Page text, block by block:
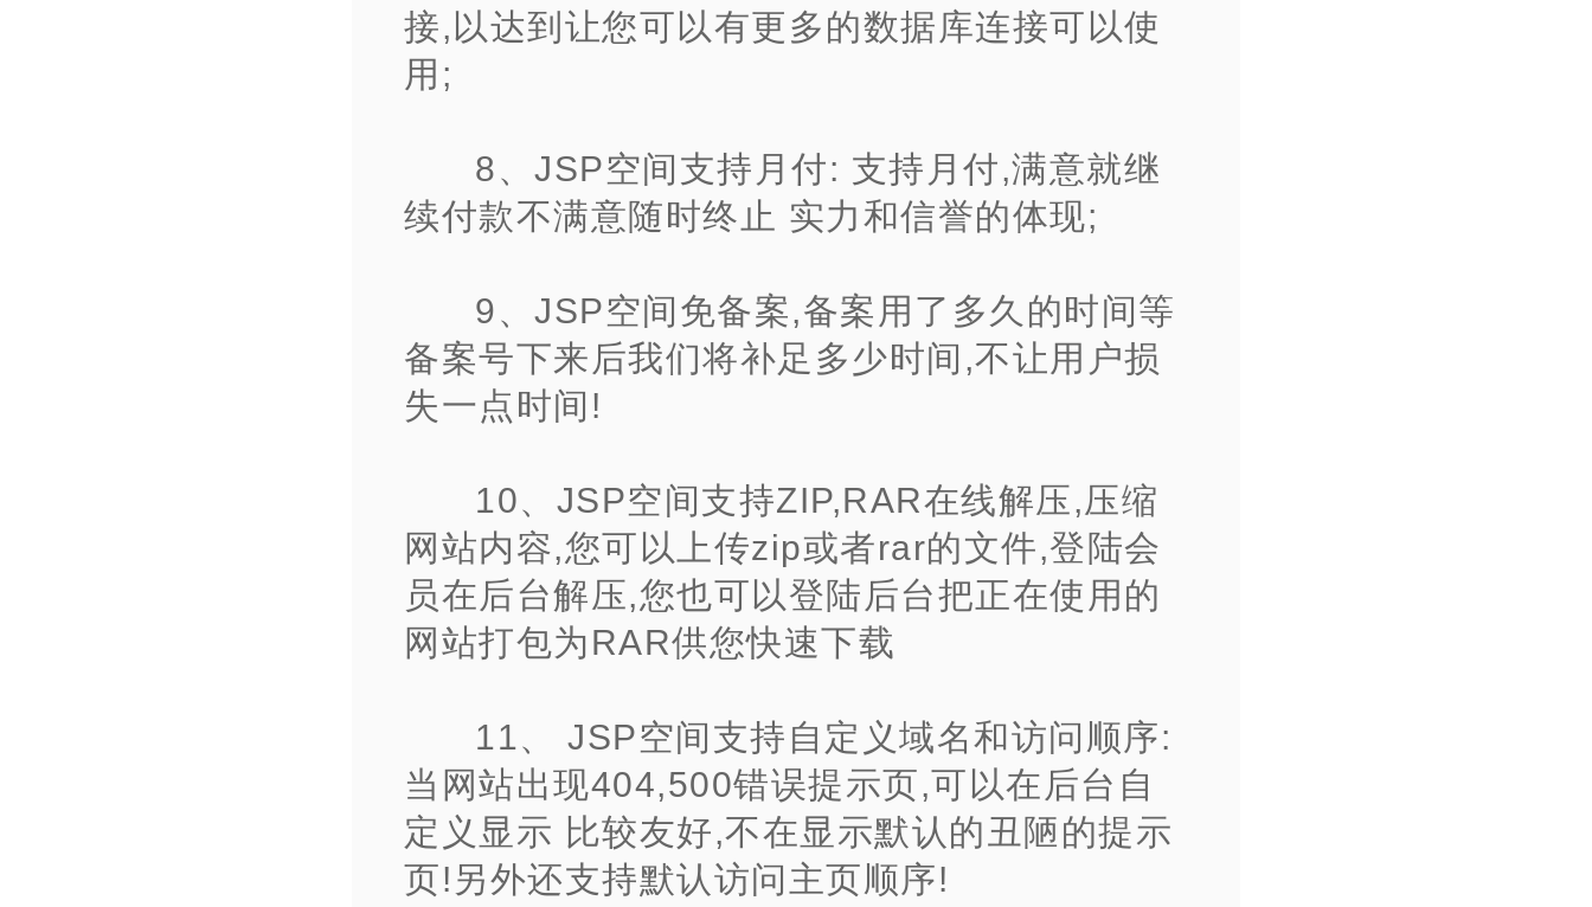
接,以达到让您可以有更多的数据库连接可以使
用;
8、JSP空间支持月付: 支持月付,满意就继
续付款不满意随时终止 实力和信誉的体现;
9、JSP空间免备案,备案用了多久的时间等
备案号下来后我们将补足多少时间,不让用户损
失一点时间!
10、JSP空间支持ZIP,RAR在线解压,压缩
网站内容,您可以上传zip或者rar的文件,登陆会
员在后台解压,您也可以登陆后台把正在使用的
网站打包为RAR供您快速下载
11、 JSP空间支持自定义域名和访问顺序:
当网站出现404,500错误提示页,可以在后台自
定义显示 比较友好,不在显示默认的丑陋的提示
页!另外还支持默认访问主页顺序!